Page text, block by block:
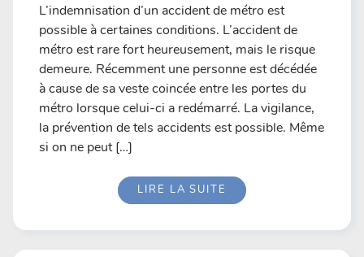
L’indemnisation d’un accident de métro est
possible à certaines conditions. L’accident de
métro est rare fort heureusement, mais le risque
demeure. Récemment une personne est décédée
à cause de sa veste coincée entre les portes du
métro lorsque celui-ci a redémarré. La vigilance,
la prévention de tels accidents est possible. Même
si on ne peut […]
LIRE LA SUITE